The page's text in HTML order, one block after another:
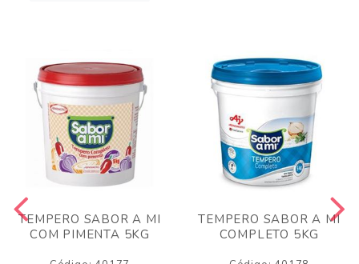
TEMPERO SABOR A MI
COM PIMENTA 5KG
TEMPERO SABOR A MI
COMPLETO 5KG